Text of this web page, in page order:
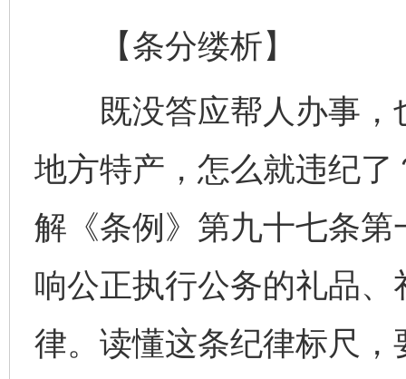
【条分缕析】
既没答应帮人办事，
地方特产，怎么就违纪
解《条例》第九十七条
响公正执行公务的礼品
律。读懂这条纪律标尺